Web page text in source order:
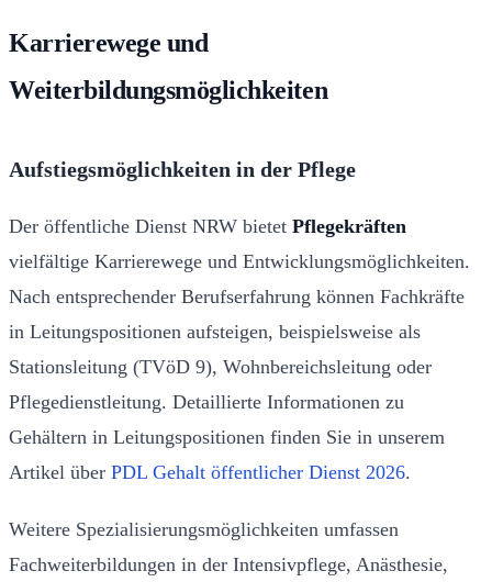
Karrierewege und
Weiterbildungsmöglichkeiten
Aufstiegsmöglichkeiten in der Pflege
Der öffentliche Dienst NRW bietet Pflegekräften
vielfältige Karrierewege und Entwicklungsmöglichkeiten.
Nach entsprechender Berufserfahrung können Fachkräfte
in Leitungspositionen aufsteigen, beispielsweise als
Stationsleitung (TVöD 9), Wohnbereichsleitung oder
Pflegedienstleitung. Detaillierte Informationen zu
Gehältern in Leitungspositionen finden Sie in unserem
Artikel über PDL Gehalt öffentlicher Dienst 2026.
Weitere Spezialisierungsmöglichkeiten umfassen
Fachweiterbildungen in der Intensivpflege, Anästhesie,